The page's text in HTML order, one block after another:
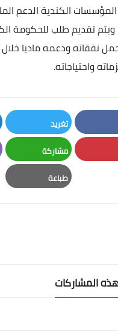
الكندية الدعم
تقديم طلب للحكومة
نفقاته ودعمه ماديا
واحتياجاته.
Facebook
تغريد
Twitter
مشاركة
Whatsapp
طباعة
المشاركات